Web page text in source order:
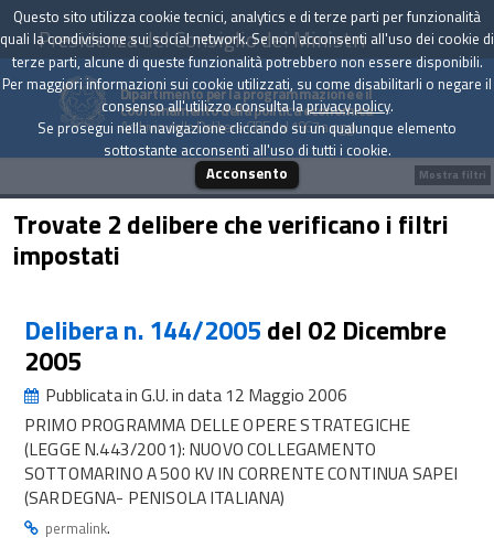
Presidenza del Consiglio dei Ministri
Dipartimento per la programmazione e il
coordinamento della politica economica
Archivio delle Delibere CIPE dal 1967 a oggi
Trovate 2 delibere che verificano i filtri
impostati
Delibera n. 144/2005 del 02 Dicembre
2005
Pubblicata in G.U. in data 12 Maggio 2006
PRIMO PROGRAMMA DELLE OPERE STRATEGICHE
(LEGGE N.443/2001): NUOVO COLLEGAMENTO
SOTTOMARINO A 500 KV IN CORRENTE CONTINUA SAPEI
(SARDEGNA- PENISOLA ITALIANA)
permalink.
Mostra filtri
Questo sito utilizza cookie tecnici, analytics e di terze parti per funzionalità
quali la condivisione sui social network. Se non acconsenti all'uso dei cookie di
terze parti, alcune di queste funzionalità potrebbero non essere disponibili.
Per maggiori informazioni sui cookie utilizzati, su come disabilitarli o negare il
consenso all'utilizzo consulta laprivacy policy.
Se prosegui nella navigazione cliccando su un qualunque elemento
sottostante acconsenti all'uso di tutti i cookie.
Acconsento